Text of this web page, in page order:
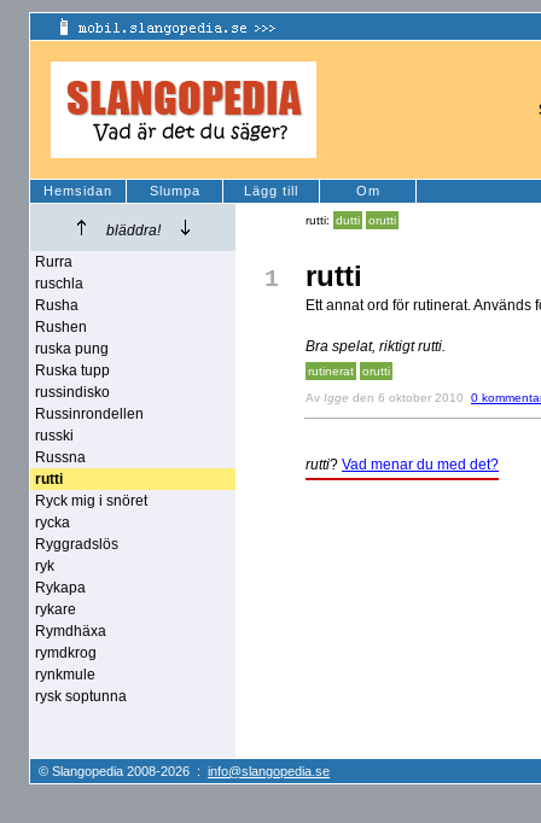
Hemsidan Slumpa Lägg till Om
bläddra!
Rurra
ruschla
Rusha
Rushen
ruska pung
Ruska tupp
russindisko
Russinrondellen
russki
Russna
rutti
Ryck mig i snöret
rycka
Ryggradslös
ryk
Rykapa
rykare
Rymdhäxa
rymdkrog
rynkmule
rysk soptunna
rutti: dutti orutti
1 rutti
Ett annat ord för rutinerat. Används
Bra spelat, riktigt rutti.
rutinerat orutti
Av Igge den 6 oktober 2010 0
rutti? Vad menar du med det?
© Slangopedia 2008-2026 : info@slangopedia.se